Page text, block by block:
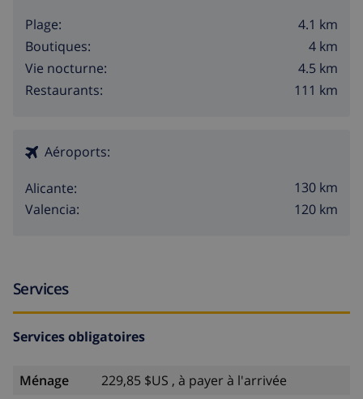
Plage:
4.1 km
Boutiques:
4 km
Vie nocturne:
4.5 km
Restaurants:
111 km
Aéroports:
Alicante:
130 km
Valencia:
120 km
Services
Services obligatoires
Ménage
229,85 $US , à payer à l'arrivée